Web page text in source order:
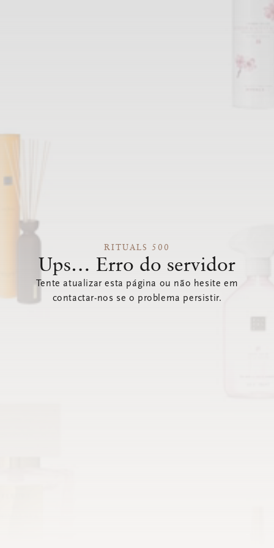
RITUALS 500
Ups… Erro do servidor
Tente atualizar esta página ou não hesite em
contactar-nos se o problema persistir.